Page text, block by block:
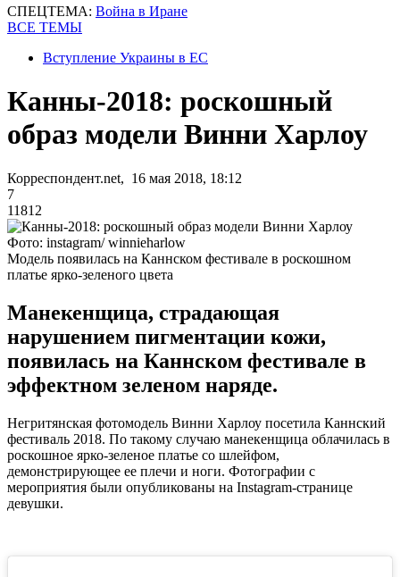
СПЕЦТЕМА: Война в Иране
ВСЕ ТЕМЫ
Вступление Украины в ЕС
Канны-2018: роскошный
образ модели Винни Харлоу
Корреспондент.net, 16 мая 2018, 18:12
7
11812
Фото: instagram/ winnieharlow
Модель появилась на Каннском фестивале в роскошном
платье ярко-зеленого цвета
Манекенщица, страдающая
нарушением пигментации кожи,
появилась на Каннском фестивале в
эффектном зеленом наряде.
Негритянская фотомодель Винни Харлоу посетила Каннский
фестиваль 2018. По такому случаю манекенщица облачилась в
роскошное ярко-зеленое платье со шлейфом,
демонстрирующее ее плечи и ноги. Фотографии с
мероприятия были опубликованы на Instagram-странице
девушки.